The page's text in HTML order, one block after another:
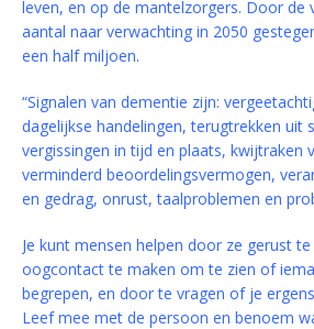
leven, en op de mantelzorgers. Door de
aantal naar verwachting in 2050
een half miljoen.
“Signalen van dementie zijn:
dagelijkse handelingen, terugtrekken uit
vergissingen in tijd en plaats, kwijtraken
verminderd beoordelingsvermogen,
en gedrag, onrust, taalproblemen en
Je kunt mensen helpen door ze gerust
oogcontact te maken om te zien of
begrepen, en door te vragen of je
Leef mee met de persoon en benoem